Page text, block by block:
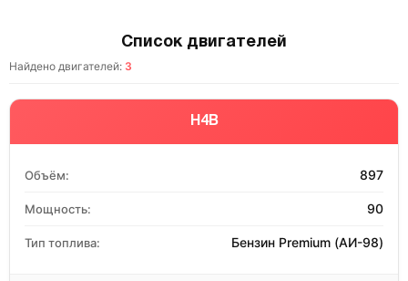
Список двигателей
Найдено двигателей: 3
H4B
Объём: 897
Мощность: 90
Тип топлива: Бензин Premium (АИ-98)